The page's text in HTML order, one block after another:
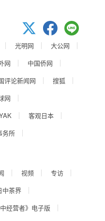
光明网
大公网
网
中国侨网
评论新闻网
搜狐
网
客观日本
务所
视频
专访
中茶界
中经营者》电子版